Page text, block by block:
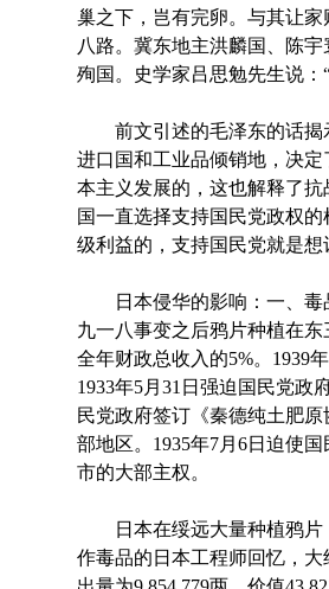
巢之下，岂有完卵。与其让
八路。冀东地主洪麟国、陈
殉国。史学家吕思勉先生说
前文引述的毛泽东的话揭
进口国和工业品倾销地，决
本主义发展的，这也解释了
国一直选择支持国民党政权
级利益的，支持国民党就是
日本侵华的影响：一、毒
九一八事变之后鸦片种植在
全年财政总收入的5%。1939
1933年5月31日强迫国民党政
民党政府签订《秦德纯土肥
部地区。1935年7月6日迫使
市的大部主权。
日本在绥远大量种植鸦片
作毒品的日本工程师回忆，